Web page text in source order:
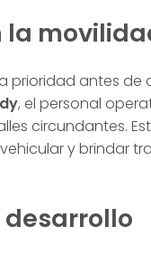
la
prioridad antes
, el personal
circundantes.
y brindar